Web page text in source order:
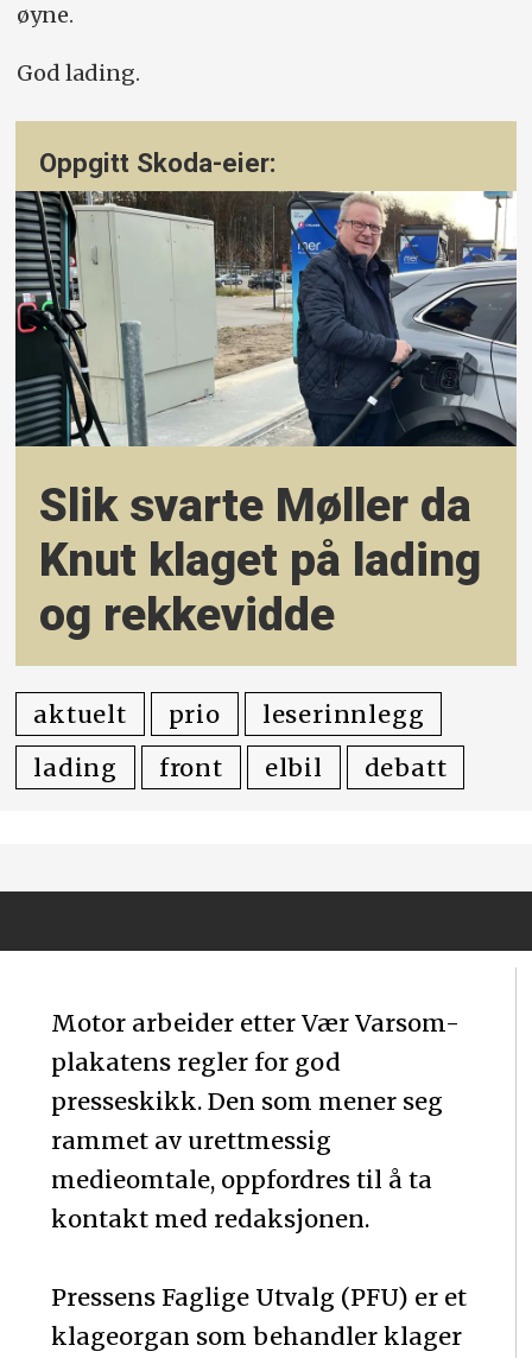
øyne.
God lading.
Oppgitt Skoda-eier:
Slik svarte Møller da
Knut klaget på lading
og rekkevidde
aktuelt prio
leserinnlegg
lading
front elbil debatt
Motor arbeider etter Vær Varsom-
plakatens regler for god
presseskikk. Den som mener seg
rammet av urettmessig
medieomtale, oppfordres til å ta
kontakt med redaksjonen.
Pressens Faglige Utvalg (PFU) er et
klageorgan som behandler klager